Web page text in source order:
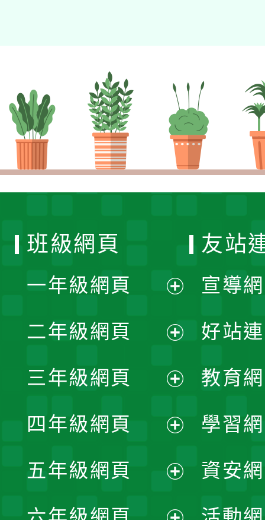
班級網頁
一年級網頁
開
選
單
二年級網頁
開
選
單
三年級網頁
開
選
單
四年級網頁
開
五年級網頁
友站
宣導
好站
教育
學習
資安